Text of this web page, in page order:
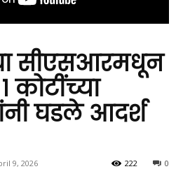
सीएसआरमधून
कोटींच्या
घडले आदर्श
9, 2026 0
222